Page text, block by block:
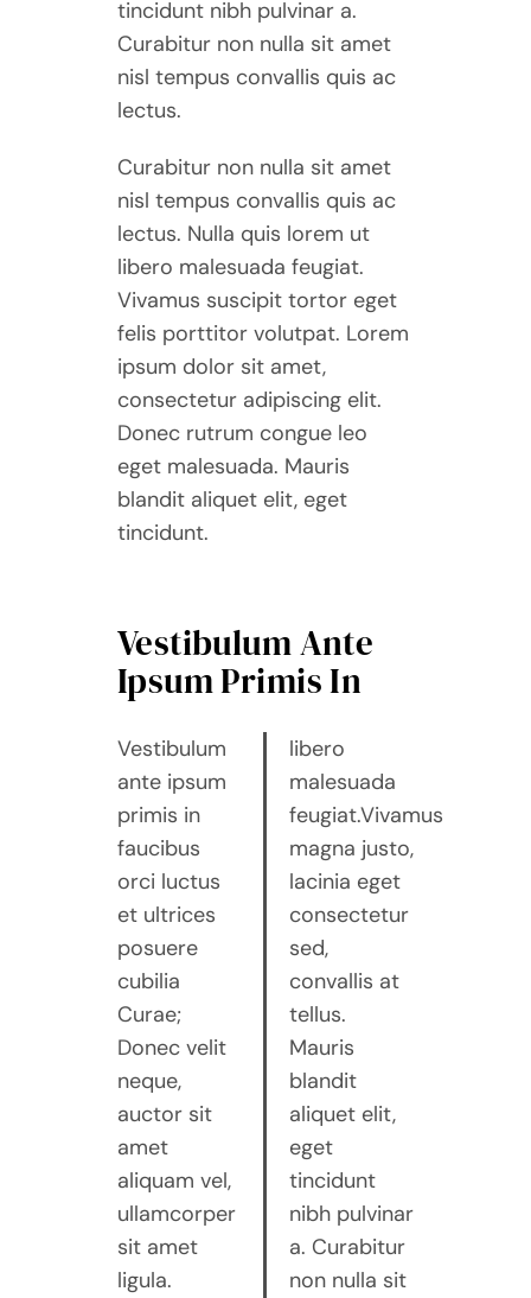
tincidunt nibh pulvinar a.
Curabitur non nulla sit amet
nisl tempus convallis quis ac
lectus.
Curabitur non nulla sit amet
nisl tempus convallis quis ac
lectus. Nulla quis lorem ut
libero malesuada feugiat.
Vivamus suscipit tortor eget
felis porttitor volutpat. Lorem
ipsum dolor sit amet,
consectetur adipiscing elit.
Donec rutrum congue leo
eget malesuada. Mauris
blandit aliquet elit, eget
tincidunt.
Vestibulum Ante
Ipsum Primis In
Vestibulum
ante ipsum
primis in
faucibus
orci luctus
et ultrices
posuere
cubilia
Curae;
Donec velit
neque,
auctor sit
amet
aliquam vel,
ullamcorper
sit amet
ligula.
libero
malesuada
feugiat.Vivamus
magna justo,
lacinia eget
consectetur
sed,
convallis at
tellus.
Mauris
blandit
aliquet elit,
eget
tincidunt
nibh pulvinar
a. Curabitur
non nulla sit